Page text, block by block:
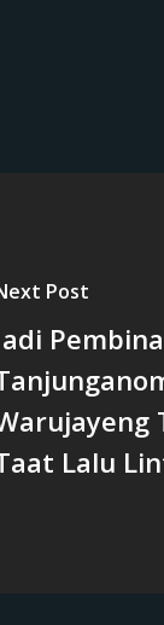
Post
Lalu